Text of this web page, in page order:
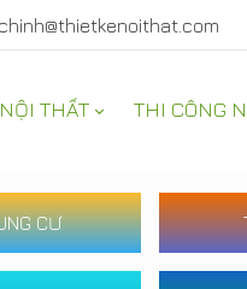
chinh@thietkenoithat.com
THẤT THI CÔNG
CƯ